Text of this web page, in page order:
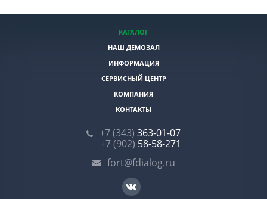
КАТАЛОГ
НАШ ДЕМОЗАЛ
ИНФОРМАЦИЯ
СЕРВИСНЫЙ ЦЕНТР
КОМПАНИЯ
КОНТАКТЫ
+7 (343) 363-01-07
+7 (902) 58-58-271
fort@fdialog.ru